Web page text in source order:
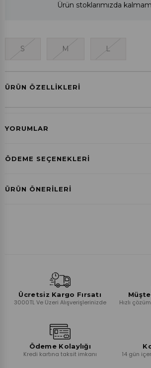
Ürün stoklarımızda
S M L
ÜRÜN ÖZELLIKLERI
YORUMLAR
ÖDEME SEÇENEKLERI
Havale ile Ödeme
ÜRÜN ÖNERILERI
Ücretsiz Kargo Fırsatı
3000TL Ve Üzeri Alışverişlerinizde
Hızlı
Ödeme Kolaylığı
Kredi kartına taksit imkanı
14 gün